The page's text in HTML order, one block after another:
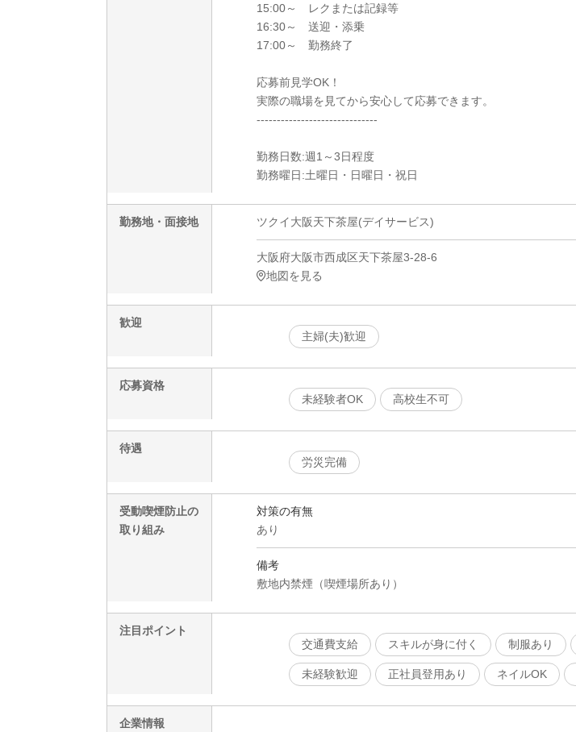
15:00～ レクまたは記録等
16:30～ 送迎・添乗
17:00～ 勤務終了
応募前見学OK！
実際の職場を見てから安心して応募できます。
------------------------------
勤務日数:週1～3日程度
勤務曜日:土曜日・日曜日・祝日
勤務地・面接地 ツクイ大阪天下茶屋(デイサービス)
大阪府大阪市西成区天下茶屋3-28-6
地図を見る
歓迎
主婦(夫)歓迎
応募資格
未経験者OK
高校生不可
待遇
労災完備
受動喫煙防止の
取り組み
対策の有無
あり
備考
敷地内禁煙（喫煙場所あり）
注目ポイント
交通費支給
スキルが身に付く 制服あり
未経験歓迎 正社員登用あり ネイルOK
企業情報